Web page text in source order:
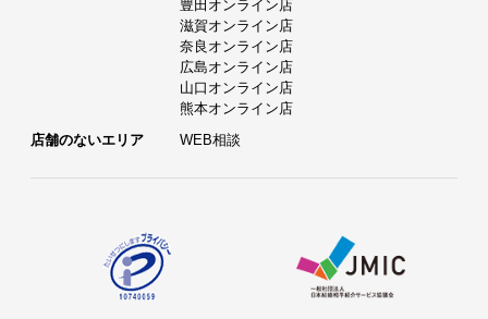
豊田オンライン店
滋賀オンライン店
奈良オンライン店
広島オンライン店
山口オンライン店
熊本オンライン店
店舗のないエリア
WEB相談